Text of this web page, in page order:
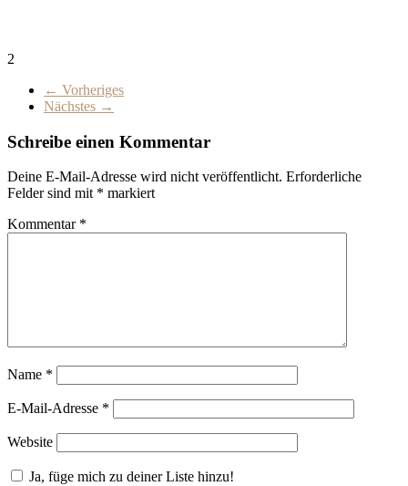
2
← Vorheriges
Nächstes →
Schreibe einen Kommentar
Deine E-Mail-Adresse wird nicht veröffentlicht. Erforderliche
Felder sind mit * markiert
Kommentar *
Name *
E-Mail-Adresse *
Website
Ja, füge mich zu deiner Liste hinzu!